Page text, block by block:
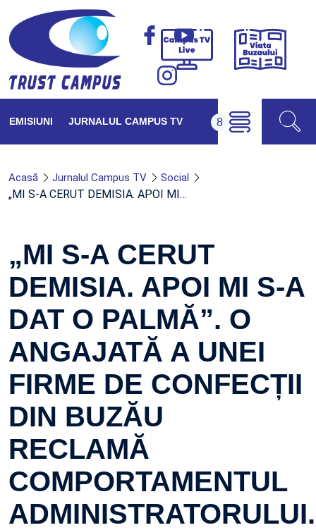
Campus
Viața
EMISIUNI JURNALUL CAMPUS TV
Acasă Jurnalul Campus TV Social
„MI S-A CERUT DEMISIA. APOI MI…
„MI S-A CERUT
DEMISIA. APOI MI S-A
DAT O PALMĂ”. O
ANGAJATĂ A UNEI
FIRME DE CONFECȚII
DIN BUZĂU
RECLAMĂ
COMPORTAMENTUL
ADMINISTRATORULUI.